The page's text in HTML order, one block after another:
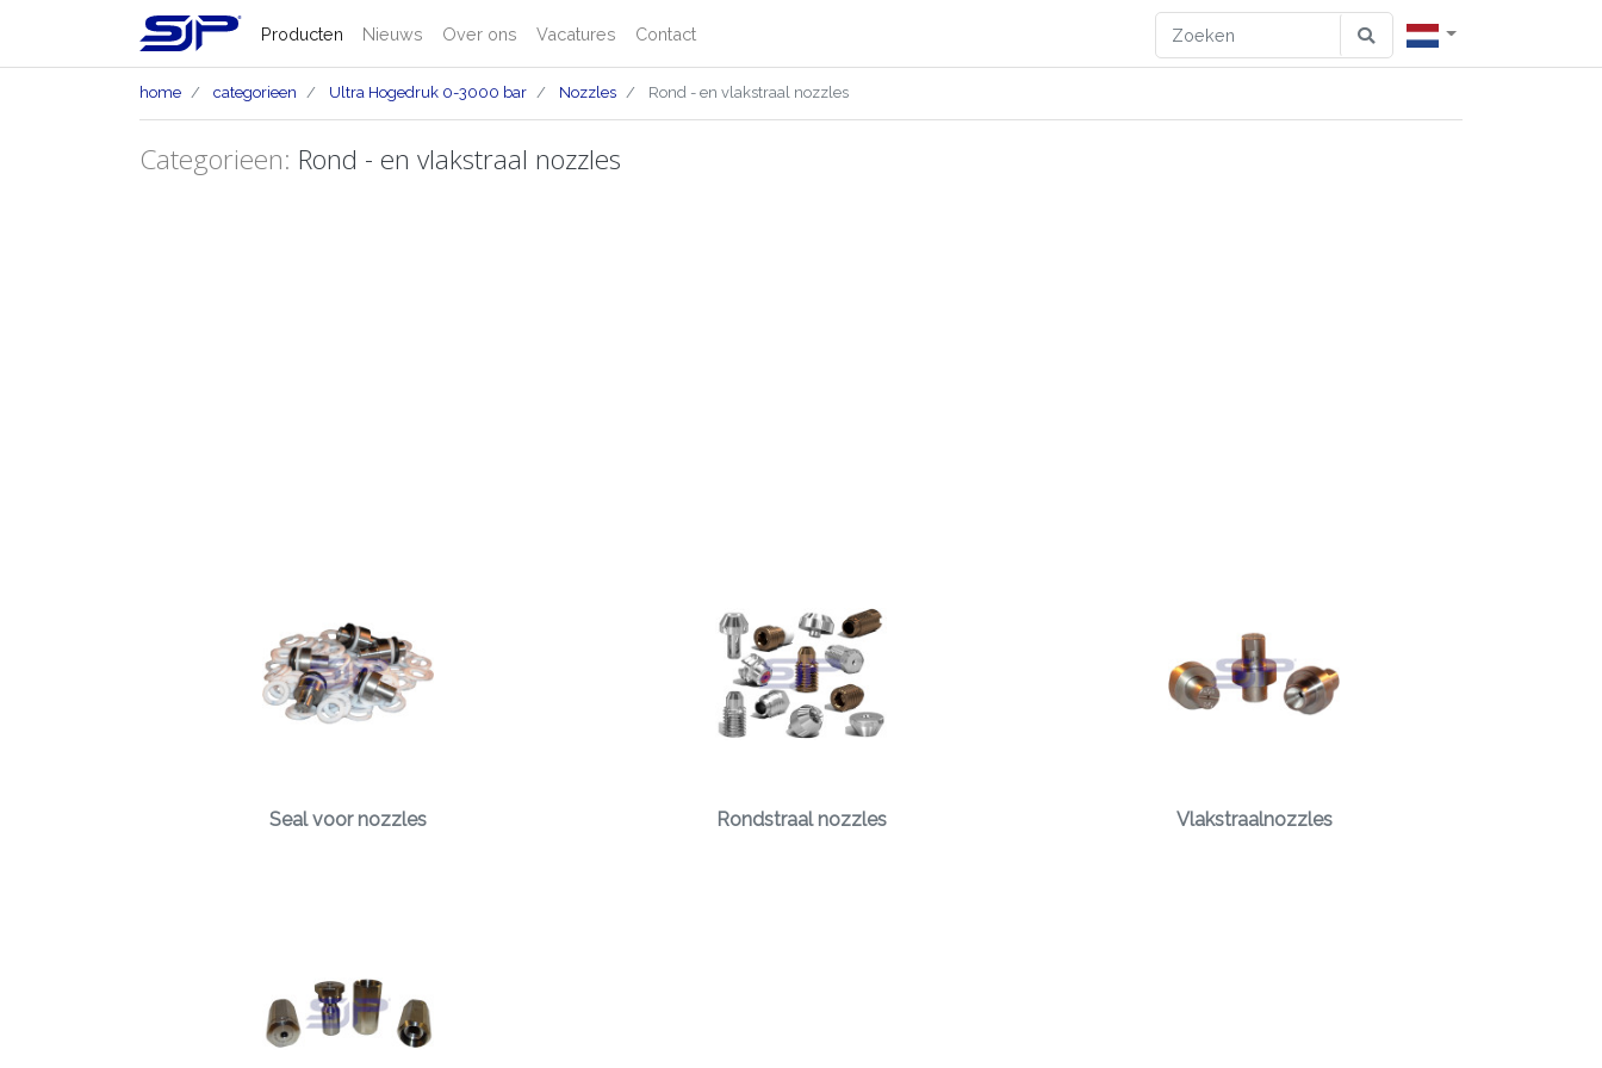
Producten Nieuws Over ons Vacatures Contact
home categorieen Ultra Hogedruk 0-3000 bar Nozzles Rond - en vlakstraal nozzles
Categorieen: Rond - en vlakstraal nozzles
Seal voor nozzles Rondstraal nozzles Vlakstraalnozzles